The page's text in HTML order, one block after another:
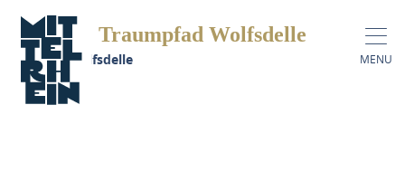
MENU
Traumpfad Wolfsdelle
Wolfsdelle